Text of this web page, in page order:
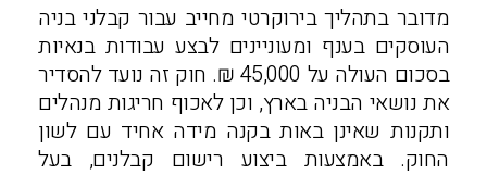
מדובר בתהליך בירוקרטי מחייב עבור קבלני בניה
העוסקים בענף ומעוניינים לבצע עבודות בנאיות
בסכום העולה על 45,000 ₪. חוק זה נועד להסדיר
את נושאי הבניה בארץ, וכן לאכוף חריגות מנהלים
ותקנות שאינן באות בקנה מידה אחיד עם לשון
החוק. באמצעות ביצוע רישום קבלנים, בעל